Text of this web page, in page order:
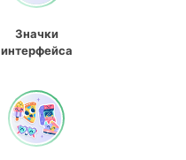
Значки
интерфейса